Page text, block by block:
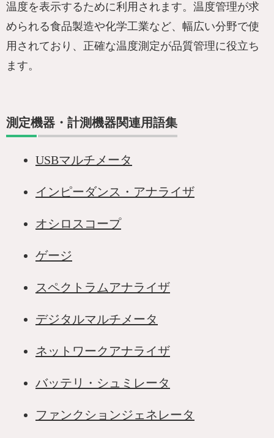
温度を表示するために利用されます。温度管理が求
められる食品製造や化学工業など、幅広い分野で使
用されており、正確な温度測定が品質管理に役立ち
ます。
測定機器・計測機器関連用語集
USBマルチメータ
インピーダンス・アナライザ
オシロスコープ
ゲージ
スペクトラムアナライザ
デジタルマルチメータ
ネットワークアナライザ
バッテリ・シュミレータ
ファンクションジェネレータ